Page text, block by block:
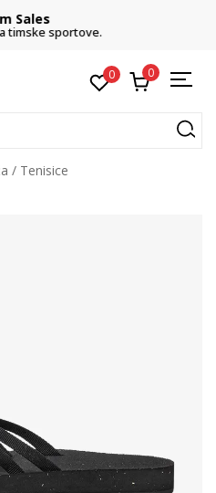
Sales
timske sportove.
0 0
Tenisice